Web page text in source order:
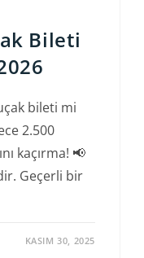
Bileti
bileti mi
2.500
kaçırma! 📢
Geçerli bir
KASIM 30, 2025